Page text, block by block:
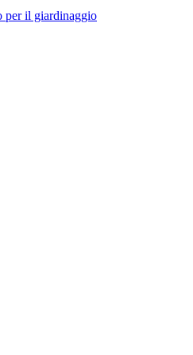
per il giardinaggio